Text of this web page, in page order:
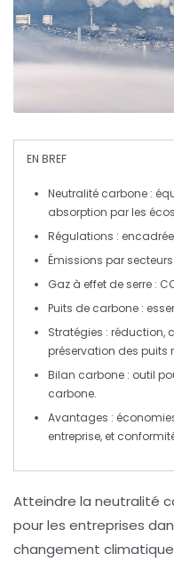
EN BREF
Neutralité carbone :
absorption par les
Régulations :
Émissions par secteurs
Gaz à effet de serre :
Puits de carbone :
Stratégies : réduction,
préservation des puits
Bilan carbone : outil
carbone.
Avantages :
entreprise, et
Atteindre la neutralité
pour les entreprises
changement climatique